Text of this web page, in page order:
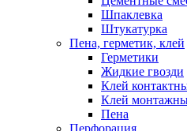
Шпаклевка
Штукатурка
Пена, герметик, клей
Герметики
Жидкие гвозди
Клей
Клей
Пена